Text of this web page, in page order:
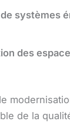
systèmes
des
de la